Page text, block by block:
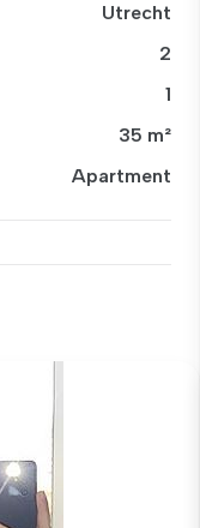
Utrecht
2
1
35 m²
Apartment